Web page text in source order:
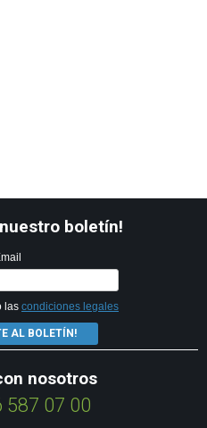
boletín!
las condiciones legales
AL BOLETÍN!
nosotros
587 07 00